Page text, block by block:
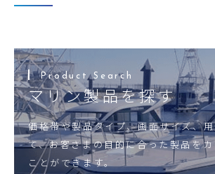
マリン製品を探す
価格帯や製品タイプ、画面サイズ、
て、お客さまの目的に合った製品を
ことができます。